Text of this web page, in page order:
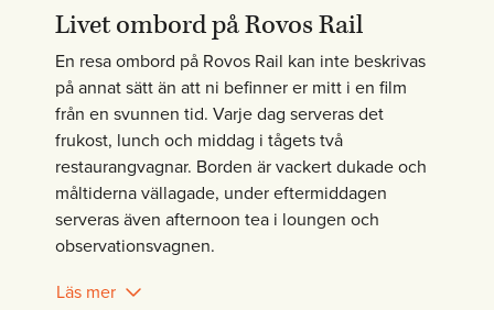
Livet ombord på Rovos Rail
En resa ombord på Rovos Rail kan inte beskrivas
på annat sätt än att ni befinner er mitt i en film
från en svunnen tid. Varje dag serveras det
frukost, lunch och middag i tågets två
restaurangvagnar. Borden är vackert dukade och
måltiderna vällagade, under eftermiddagen
serveras även afternoon tea i loungen och
observationsvagnen.
Läs mer